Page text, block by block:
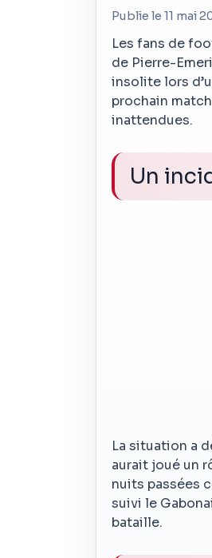
Publie le 11 mai
Les fans de
de Pierre-
insolite lors
prochain
inattendues.
Un
La situation a
aurait joué un
nuits passées
suivi le
bataille.